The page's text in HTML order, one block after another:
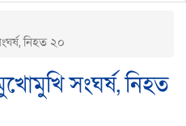
নিহত ২০
সংঘর্ষ, নিহত